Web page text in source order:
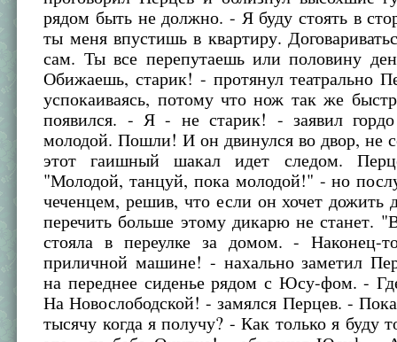
рядом быть не должно. - Я буду стоять в
ты меня впустишь в квартиру.
сам. Ты все перепутаешь или половину
Обижаешь, старик! - протянул театрально
успокаиваясь, потому что нож так же
появился. - Я - не старик! - заявил
молодой. Пошли! И он двинулся во двор, не
этот гаишный шакал идет следом.
"Молодой, танцуй, пока молодой!" - но
чеченцем, решив, что если он хочет дожить
перечить больше этому дикарю не станет.
стояла в переулке за домом. - Наконец-
приличной машине! - нахально заметил
на переднее сиденье рядом с Юсу-фом. -
На Новослободской! - замялся Перцев. -
тысячу когда я получу? - Как только я буду